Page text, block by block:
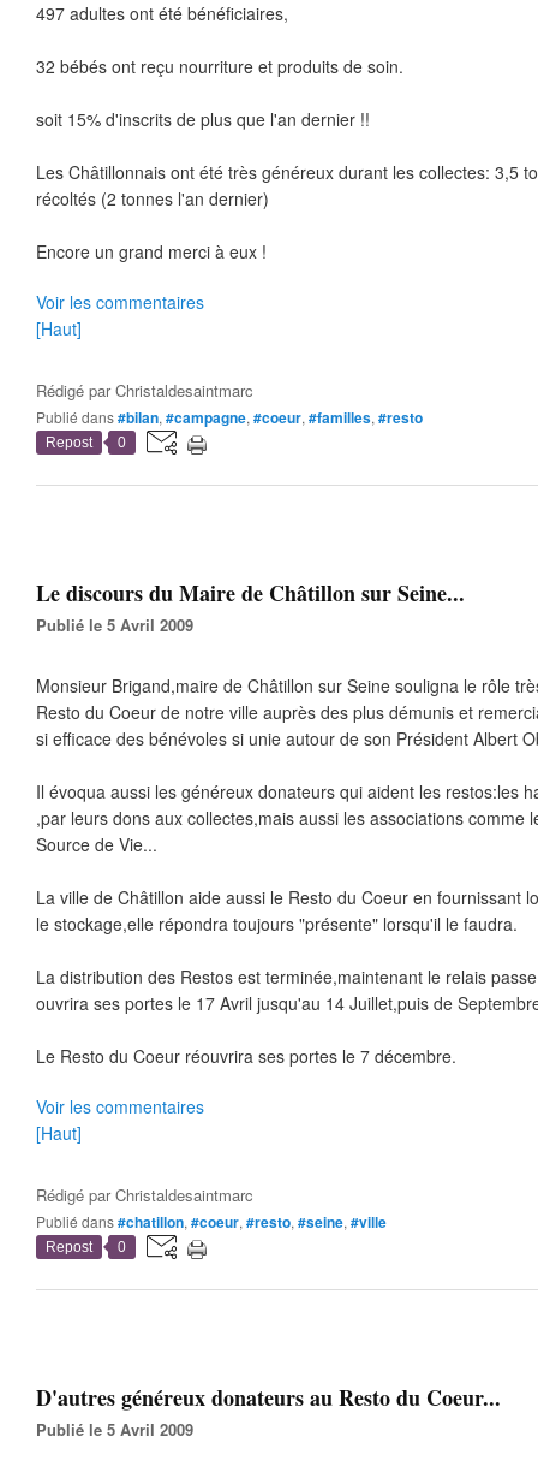
497 adultes ont été bénéficiaires,
32 bébés ont reçu nourriture et produits de soin.
soit 15% d'inscrits de plus que l'an dernier !!
Les Châtillonnais ont été très généreux durant les collectes: 3,5
récoltés (2 tonnes l'an dernier)
Encore un grand merci à eux !
Voir les commentaires
[Haut]
Rédigé parChristaldesaintmarc
Publié dans#bilan, #campagne, #coeur, #familles, #resto
Repost 0
Le discours du Maire de Châtillon sur Seine...
Publié le 5 Avril 2009
Monsieur Brigand,maire de Châtillon sur Seine souligna le rôle
Resto du Coeur de notre ville auprès des plus démunis et
si efficace des bénévoles si unie autour de son Président Albert
Il évoqua aussi les généreux donateurs qui aident les restos:les
,par leurs dons aux collectes,mais aussi les associations comme
Source de Vie...
La ville de Châtillon aide aussi le Resto du Coeur en fournissant
le stockage,elle répondra toujours "présente" lorsqu'il le faudra.
La distribution des Restos est terminée,maintenant le relais
ouvrira ses portes le 17 Avril jusqu'au 14 Juillet,puis de
Le Resto du Coeur réouvrira ses portes le 7 décembre.
Voir les commentaires
[Haut]
Rédigé parChristaldesaintmarc
Publié dans#chatillon, #coeur, #resto, #seine, #ville
Repost 0
D'autres généreux donateurs au Resto du Coeur...
Publié le 5 Avril 2009